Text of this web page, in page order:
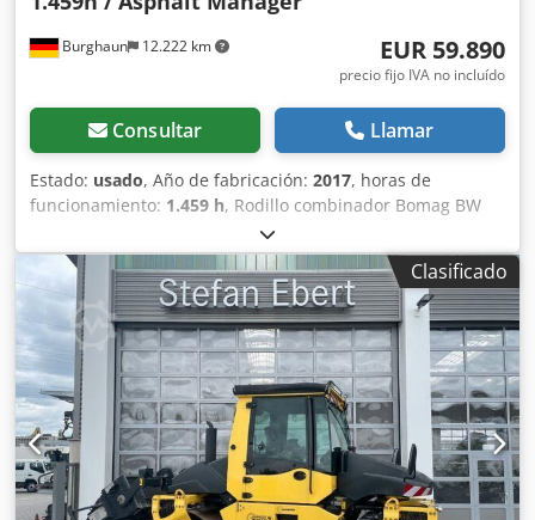
Burghaun 12.222 km EUR 59.890
precio fijo IVA no incluído
Consultar Llamar
Estado: usado, Año de fabricación: 2017, horas de
funcionamiento: 1.459 h, Rodillo combinador Bomag BW
154 ACP-4i AM, año de fabricación: 2017, horas de
funcionamiento: solo 1459 horas, motor: Kubota [55,4
kW/75 CV], Asphalt Manager 2, cortador de asfalto a la
derecha, peso: 7400 kg, banda de rodadura lisa, buen
estado, listo para su uso inmediato. Si lo desea, le
ofreceremos una propuesta de arrendamiento o
financiación; el Sr. Mihm (tel. ) estará encantado de
ayudarle. Para obtener más información, visite nuestra
página web. Salvo errores y venta previa. Crjdpfjzq Tzmox
Af Aof Posibilidad de alquiler. = Más información =
Póngase en contacto con Tobias Ebert para obtener más
información.
Clasificado